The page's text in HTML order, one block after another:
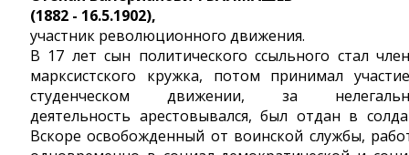
(1882 - 16.5.1902),
участник революционного движения.
В 17 лет сын политического ссыльного стал
марксистского кружка, потом принимал
студенческом движении, за
деятельность арестовывался, был отдан в
Вскоре освобожденный от воинской службы,